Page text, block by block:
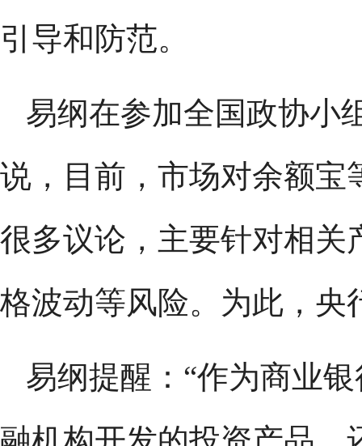
引导和防范。
易纲在参加全国政协小
说，目前，市场对余额宝
很多议论，主要针对相关
格波动等风险。为此，央
易纲提醒：“作为商业